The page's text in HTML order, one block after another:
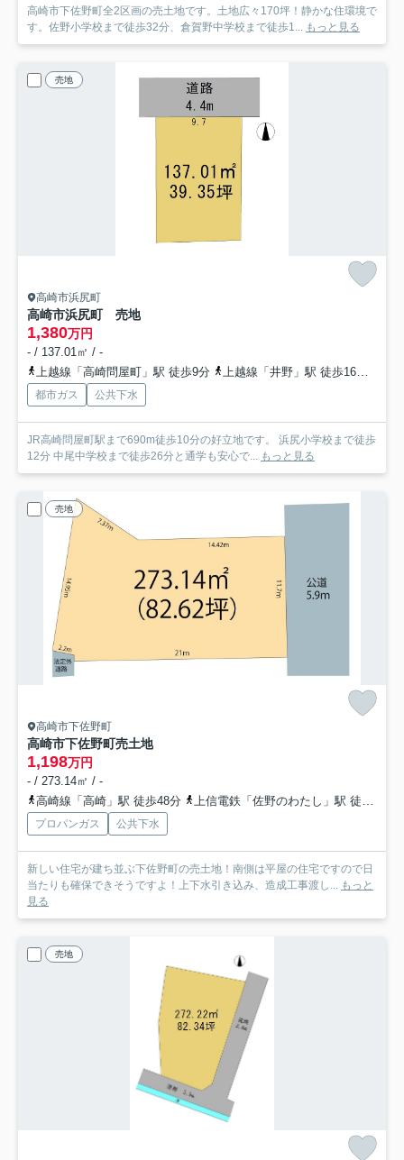
高崎市下佐野町全2区画の売土地です。土地広々170坪！静かな住環境で
す。佐野小学校まで徒歩32分、倉賀野中学校まで徒歩1...
もっと見る
売地
高崎市浜尻町
高崎市浜尻町 売地
1,380万円
- / 137.01㎡ / -
上越線「高崎問屋町」駅 徒歩9分
上越線「井野」駅 徒歩16分
都市ガス 公共下水
JR高崎問屋町駅まで690m徒歩10分の好立地です。 浜尻小学校まで徒歩
12分 中尾中学校まで徒歩26分と通学も安心で... もっと見る
売地
高崎市下佐野町
高崎市下佐野町売土地
1,198万円
- / 273.14㎡ / -
高崎線「高崎」駅 徒歩48分
上信電鉄「佐野のわたし」駅 徒歩18分
プロパンガス 公共下水
新しい住宅が建ち並ぶ下佐野町の売土地！南側は平屋の住宅ですので日
当たりも確保できそうですよ！上下水引き込み、造成工事渡し... もっと
見る
売地